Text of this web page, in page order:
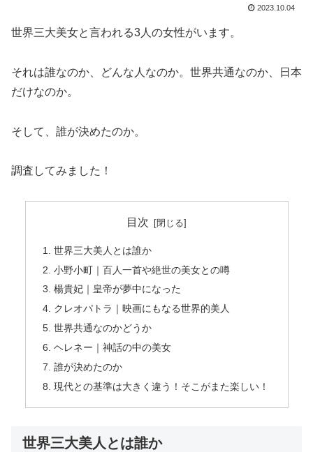
2023.10.04
世界三大美女と言われる3人の女性がいます。
それは誰なのか、どんな人なのか。世界共通なのか、日本
だけなのか。
そして、誰が決めたのか。
調査してみました！
目次
世界三大美人とは誰か
小野小町｜百人一首や絶世の美女との噂
楊貴妃｜皇帝が夢中になった
クレオパトラ｜映画にもなる世界的美人
世界共通なのかどうか
ヘレネー｜神話の中の美女
誰が決めたのか
現代との基準は大きく違う！そこがまた楽しい！
世界三大美人とは誰か